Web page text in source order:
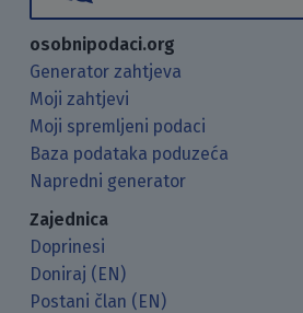
osobnipodaci.org
Generator zahtjeva
Moji zahtjevi
Moji spremljeni podaci
Baza podataka poduzeća
Napredni generator
Zajednica
Doprinesi
Doniraj (EN)
Postani član (EN)